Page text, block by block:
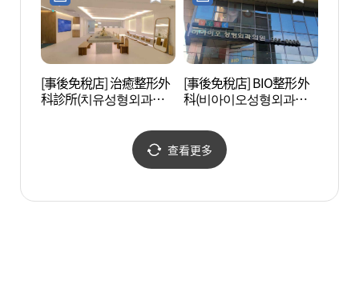
[事後免稅店] 治癒整形外
科診所(치유성형외과의
[事後免稅店] BIO整形外
科(비아이오성형외과의
查看更多